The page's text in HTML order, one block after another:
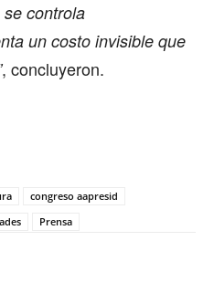
se controla
un costo invisible que
, concluyeron.
congreso aapresid
Prensa